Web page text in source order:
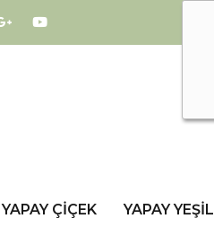
YAPAY ÇIÇEK YAPAY